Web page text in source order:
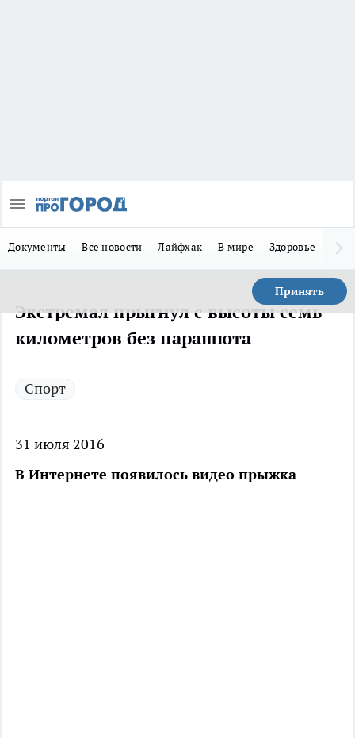
Документы Все новости Лайфхак В мире Здоровье
Принять
Экстремал прыгнул с высоты семь
километров без парашюта
Спорт
31 июля 2016
В Интернете появилось видео прыжка